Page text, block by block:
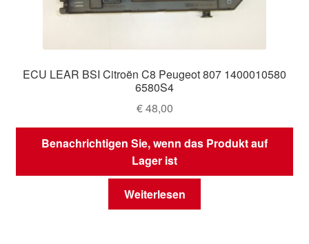
ECU LEAR BSI Citroën C8 Peugeot 807 1400010580
6580S4
€48,00
Benachrichtigen Sie, wenn das Produkt auf
Lager ist
Weiterlesen